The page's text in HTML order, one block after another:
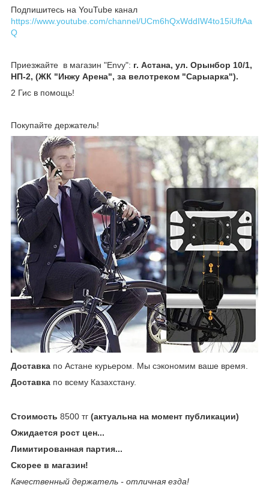
Подпишитесь на YouTube канал
https://www.youtube.com/channel/UCm6hQxWddIW4to15iUftAa
Q
Приезжайте в магазин "Envy": г. Астана, ул. Орынбор 10/1,
НП-2, (ЖК "Инжу Арена", за велотреком "Сарыарка").
2 Гис в помощь!
Покупайте держатель!
Доставка по Астане курьером. Мы сэкономим ваше время.
Доставка по всему Казахстану.
Стоимость 8500 тг (актуальна на момент публикации)
Ожидается рост цен...
Лимитированная партия...
Скорее в магазин!
Качественный держатель - отличная езда!